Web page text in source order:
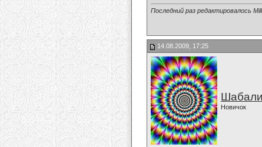
Последний раз редактировалось
14.08.2009, 17:25
Новичок